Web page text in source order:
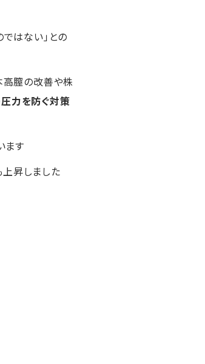
はない」との
高膣の改善や株
力を防ぐ対策
ます
昇しました